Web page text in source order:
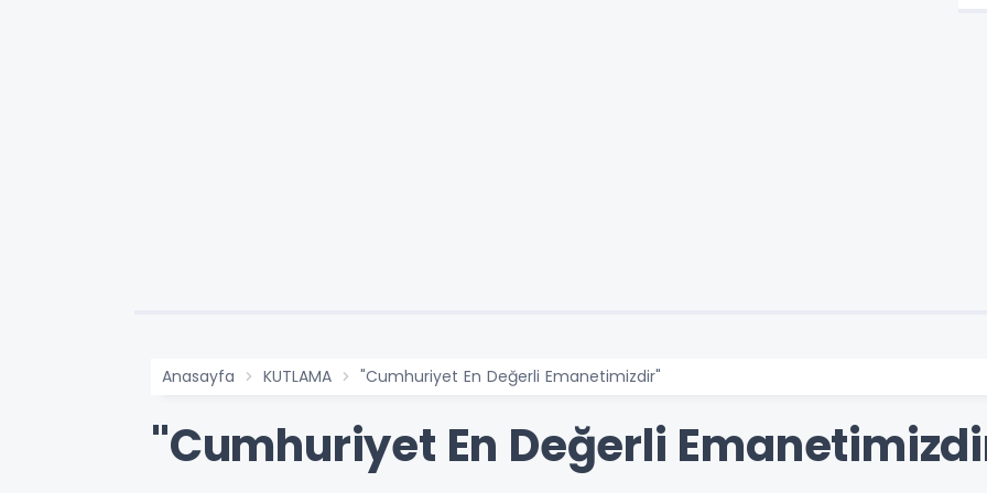
Anasayfa KUTLAMA "Cumhuriyet En Değerli Emanetimizdir"
"Cumhuriyet En Değerli